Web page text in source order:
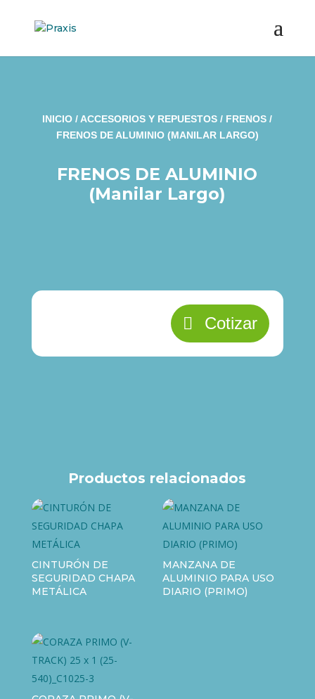
INICIO / ACCESORIOS Y REPUESTOS / FRENOS /
FRENOS DE ALUMINIO (MANILAR LARGO)
FRENOS DE ALUMINIO
(Manilar Largo)
Cotizar
Productos relacionados
CINTURÓN DE
SEGURIDAD CHAPA
METÁLICA
MANZANA DE
ALUMINIO PARA USO
DIARIO (PRIMO)